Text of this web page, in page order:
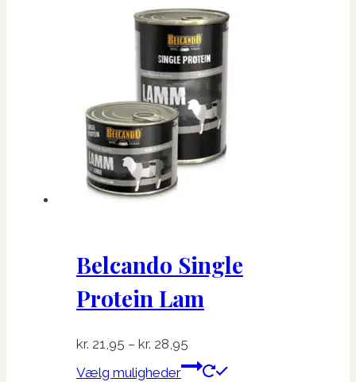
Belcando Single
Protein Lam
kr. 21,95 – kr. 28,95
kr. 21,95
Vælg muligheder
Dette